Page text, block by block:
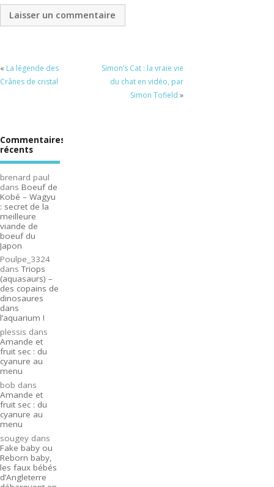
« La légende des
Crânes de cristal
Simon’s Cat : la vraie vie
du chat en vidéo, par
Simon Tofield »
Commentaires
récents
brenard paul
dans Boeuf de
Kobé – Wagyu
: secret de la
meilleure
viande de
boeuf du
Japon
Poulpe_3324
dansTriops
(aquasaurs) –
des copains de
dinosaures
dans
l’aquarium !
plessis dans
Amande et
fruit sec : du
cyanure au
menu
bob dans
Amande et
fruit sec : du
cyanure au
menu
sougey dans
Fake baby ou
Reborn baby,
les faux bébés
d’Angleterre